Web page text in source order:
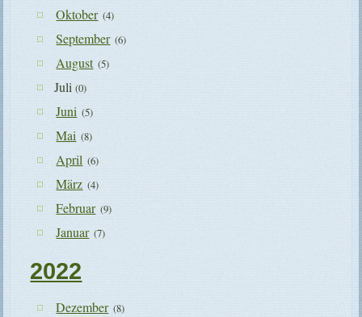
Oktober (4)
September (6)
August (5)
Juli(0)
Juni (5)
Mai (8)
April (6)
März (4)
Februar (9)
Januar (7)
2022
Dezember (8)